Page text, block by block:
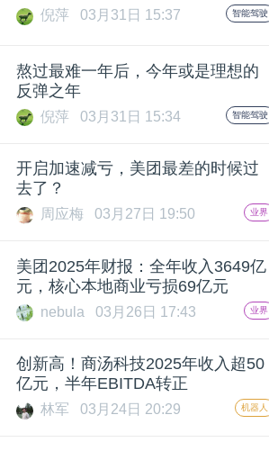
GAIR
题
搞
机
倪萍 03月31日 15:37 智能驾驶
熬过最难一年后，今年或是理想的
反弹之年
倪萍 03月31日 15:34 智能驾驶
开启加速减亏，美团最差的时候过
去了？
周应梅 03月27日 19:50 业界
美团2025年财报：全年收入3649亿
元，核心本地商业亏损69亿元
nebula 03月26日 17:43 业界
创新高！商汤科技2025年收入超50
亿元，半年EBITDA转正
林军 03月24日 20:29 机器人